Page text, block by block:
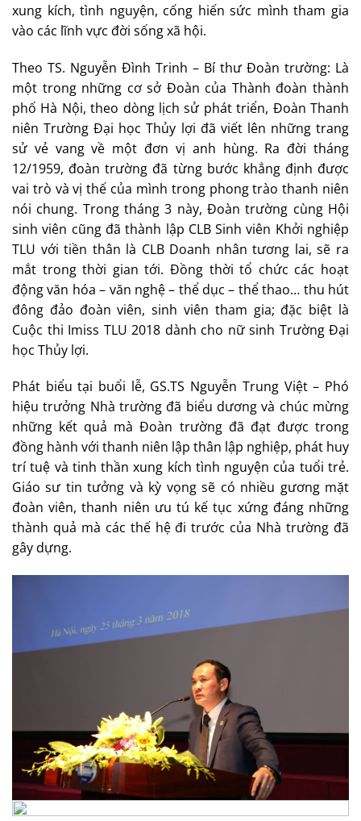
xung kích, tình nguyện, cống hiến sức mình tham gia
vào các lĩnh vực đời sống xã hội.
Theo TS. Nguyễn Đình Trinh – Bí thư Đoàn trường: Là
một trong những cơ sở Đoàn của Thành đoàn thành
phố Hà Nội, theo dòng lịch sử phát triển, Đoàn Thanh
niên Trường Đại học Thủy lợi đã viết lên những trang
sử vẻ vang về một đơn vị anh hùng. Ra đời tháng
12/1959, đoàn trường đã từng bước khẳng định được
vai trò và vị thế của mình trong phong trào thanh niên
nói chung. Trong tháng 3 này, Đoàn trường cùng Hội
sinh viên cũng đã thành lập CLB Sinh viên Khởi nghiệp
TLU với tiền thân là CLB Doanh nhân tương lai, sẽ ra
mắt trong thời gian tới. Đồng thời tổ chức các hoạt
động văn hóa – văn nghệ – thể dục – thể thao… thu hút
đông đảo đoàn viên, sinh viên tham gia; đặc biệt là
Cuộc thi Imiss TLU 2018 dành cho nữ sinh Trường Đại
học Thủy lợi.
Phát biểu tại buổi lễ, GS.TS Nguyễn Trung Việt – Phó
hiệu trưởng Nhà trường đã biểu dương và chúc mừng
những kết quả mà Đoàn trường đã đạt được trong
đồng hành với thanh niên lập thân lập nghiệp, phát huy
trí tuệ và tinh thần xung kích tình nguyện của tuổi trẻ.
Giáo sư tin tưởng và kỳ vọng sẽ có nhiều gương mặt
đoàn viên, thanh niên ưu tú kế tục xứng đáng những
thành quả mà các thế hệ đi trước của Nhà trường đã
gây dựng.